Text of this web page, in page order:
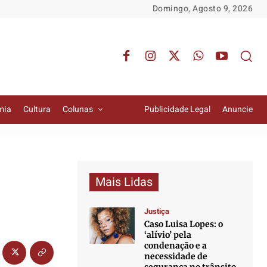
Domingo, Agosto 9, 2026
Cultura Colunas Publicidade Legal Anuncie
Mais Lidas
Justiça
Caso Luisa Lopes: o
‘alívio’ pela
condenação e a
necessidade de